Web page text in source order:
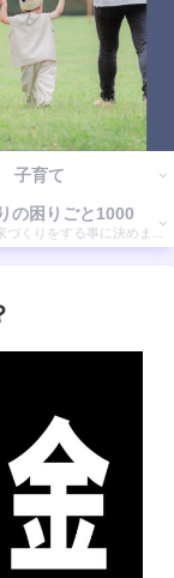
子育て
の困りごと1000
づくりをする事に決めまし
たことを書いていきます。